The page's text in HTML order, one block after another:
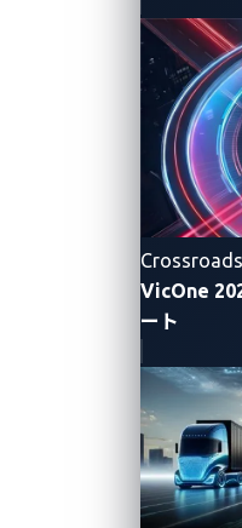
Crossroads
VicOne
ート
不正なCANメッセ
図1：2020年の実証
従来のVSOCプラット